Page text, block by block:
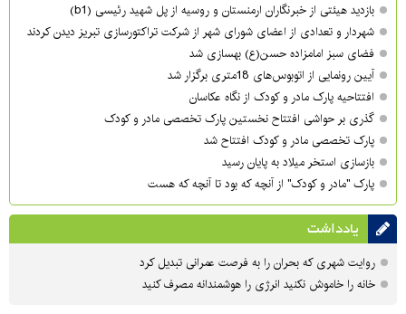
بازدید هیئتی از خبرنگاران ارمنستان و روسیه از پل شهید رئیسی (b1)
شهردار و تعدادی از اعضای شورای شهر از شرکت تراکتورسازی تبریز دیدن کردند
فضای سبز امامزاده حسن(ع) بهسازی شد
آیین رونمایی از اتوبوس‌های 18متری برگزار شد
افتتاحیه پارک مادر و کودک از نگاه عکاسان
گذری بر حواشی افتتاح نخستین پارک تخصصی مادر و کودک
پارک تخصصی مادر و کودک افتتاح شد
بازسازی استخر میلاد به پایان رسید
پارک "مادر و کودک" از آنچه که بود تا آنچه که هست
یادداشت
روایت شهری که بحران را به فرصت عمرانی تبدیل کرد
خانه را خاموش نکنید انرژی را هوشمندانه مصرف کنید